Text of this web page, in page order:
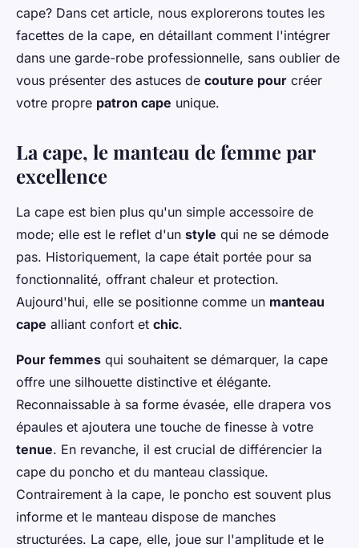
cape? Dans cet article, nous explorerons toutes les
facettes de la cape, en détaillant comment l'intégrer
dans une garde-robe professionnelle, sans oublier de
vous présenter des astuces de couture pour créer
votre propre patron cape unique.
La cape, le manteau de femme par
excellence
La cape est bien plus qu'un simple accessoire de
mode; elle est le reflet d'un style qui ne se démode
pas. Historiquement, la cape était portée pour sa
fonctionnalité, offrant chaleur et protection.
Aujourd'hui, elle se positionne comme un manteau
cape alliant confort et chic.
Pour femmes qui souhaitent se démarquer, la cape
offre une silhouette distinctive et élégante.
Reconnaissable à sa forme évasée, elle drapera vos
épaules et ajoutera une touche de finesse à votre
tenue. En revanche, il est crucial de différencier la
cape du poncho et du manteau classique.
Contrairement à la cape, le poncho est souvent plus
informe et le manteau dispose de manches
structurées. La cape, elle, joue sur l'amplitude et le